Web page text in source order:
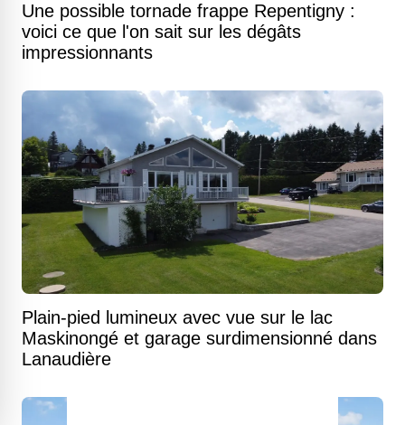
Une possible tornade frappe Repentigny :
voici ce que l'on sait sur les dégâts
impressionnants
Plain-pied lumineux avec vue sur le lac
Maskinongé et garage surdimensionné dans
Lanaudière